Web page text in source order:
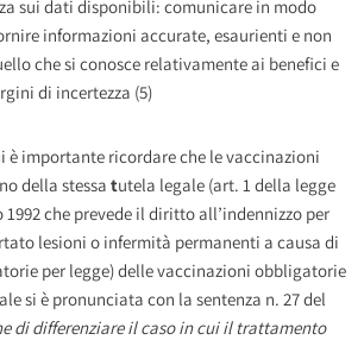
sui dati disponibili: comunicare in modo
informazioni accurate, esaurienti e non
che si conosce relativamente ai benefici e
di incertezza (5)
è importante ricordare che le vaccinazioni
della stessa tutela legale (art. 1 della legge
1992 che prevede il diritto all’indennizzo per
lesioni o infermità permanenti a causa di
per legge) delle vaccinazioni obbligatorie
si è pronunciata con la sentenza n. 27 del
di differenziare il caso in cui il trattamento